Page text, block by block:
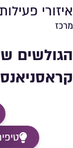
איזורי
מרכז
הגולשים